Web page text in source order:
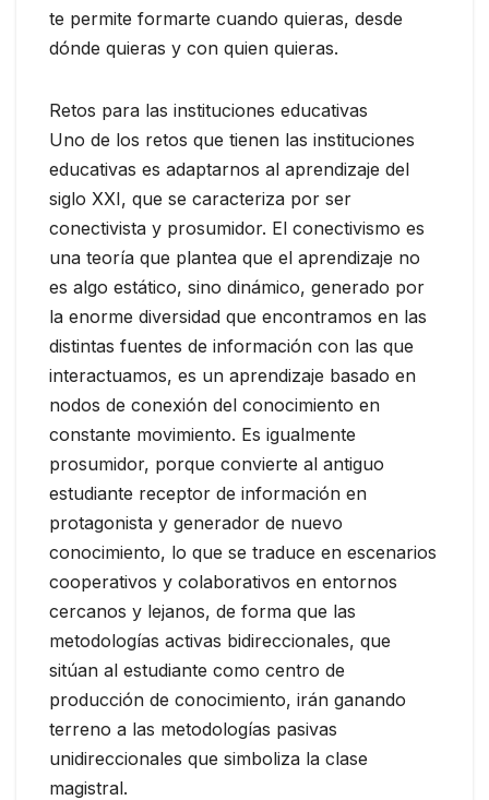
te permite formarte cuando quieras, desde
dónde quieras y con quien quieras.
Retos para las instituciones educativas
Uno de los retos que tienen las instituciones
educativas es adaptarnos al aprendizaje del
siglo XXI, que se caracteriza por ser
conectivista y prosumidor. El conectivismo es
una teoría que plantea que el aprendizaje no
es algo estático, sino dinámico, generado por
la enorme diversidad que encontramos en las
distintas fuentes de información con las que
interactuamos, es un aprendizaje basado en
nodos de conexión del conocimiento en
constante movimiento. Es igualmente
prosumidor, porque convierte al antiguo
estudiante receptor de información en
protagonista y generador de nuevo
conocimiento, lo que se traduce en escenarios
cooperativos y colaborativos en entornos
cercanos y lejanos, de forma que las
metodologías activas bidireccionales, que
sitúan al estudiante como centro de
producción de conocimiento, irán ganando
terreno a las metodologías pasivas
unidireccionales que simboliza la clase
magistral.